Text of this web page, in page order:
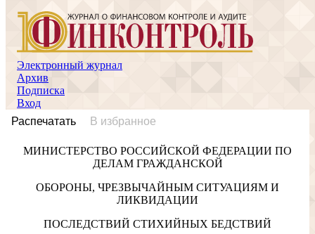
Электронный журнал
Архив
Подписка
Вход
Распечатать
В избранное
МИНИСТЕРСТВО РОССИЙСКОЙ ФЕДЕРАЦИИ ПО
ДЕЛАМ ГРАЖДАНСКОЙ
ОБОРОНЫ, ЧРЕЗВЫЧАЙНЫМ СИТУАЦИЯМ И
ЛИКВИДАЦИИ
ПОСЛЕДСТВИЙ СТИХИЙНЫХ БЕДСТВИЙ